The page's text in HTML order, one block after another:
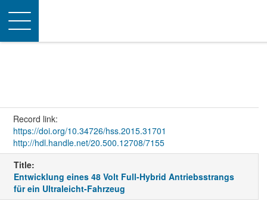
Toggle
navigation
Record link:
https://doi.org/10.34726/hss.2015.31701
http://hdl.handle.net/20.500.12708/7155
Title:
Entwicklung eines 48 Volt Full-Hybrid Antriebsstrangs
für ein Ultraleicht-Fahrzeug